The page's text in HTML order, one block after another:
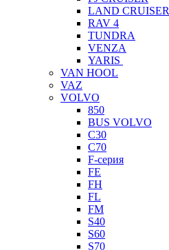
LAND CRUISER
RAV 4
TUNDRA
VENZA
YARIS
VAN HOOL
VAZ
VOLVO
850
BUS VOLVO
C30
C70
F-серия
FE
FH
FL
FM
S40
S60
S70